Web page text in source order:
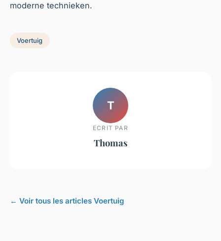
moderne technieken.
Voertuig
T
ECRIT PAR
Thomas
← Voir tous les articles Voertuig